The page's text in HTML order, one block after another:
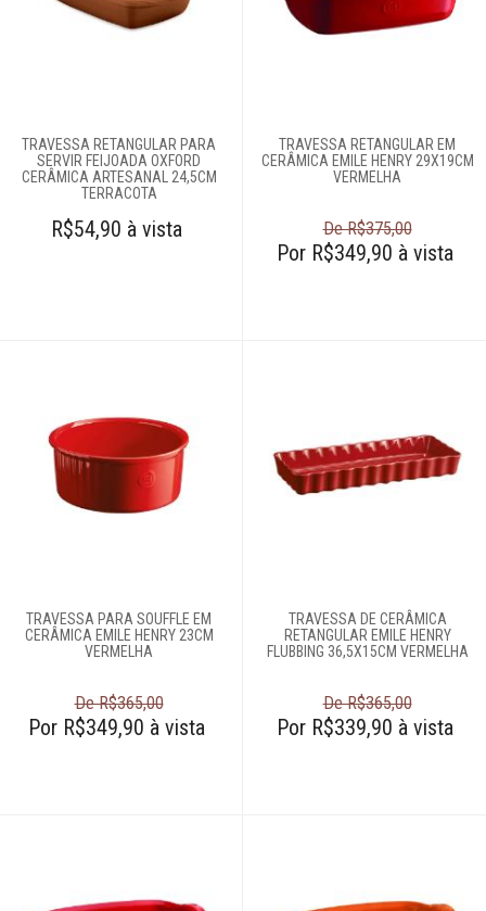
Talheres
Móveis
Decoração
Conosco
61
996581061
TRAVESSA RETANGULAR PARA
SERVIR FEIJOADA OXFORD
CERÂMICA ARTESANAL 24,5CM
TERRACOTA
R$54,90 à vista
TRAVESSA RETANGULAR EM
CERÂMICA EMILE HENRY 29X19CM
VERMELHA
De R$375,00
Por R$349,90 à vista
TRAVESSA PARA SOUFFLE EM
CERÂMICA EMILE HENRY 23CM
VERMELHA
De R$365,00
Por R$349,90 à vista
TRAVESSA DE CERÂMICA
RETANGULAR EMILE HENRY
FLUBBING 36,5X15CM VERMELHA
De R$365,00
Por R$339,90 à vista